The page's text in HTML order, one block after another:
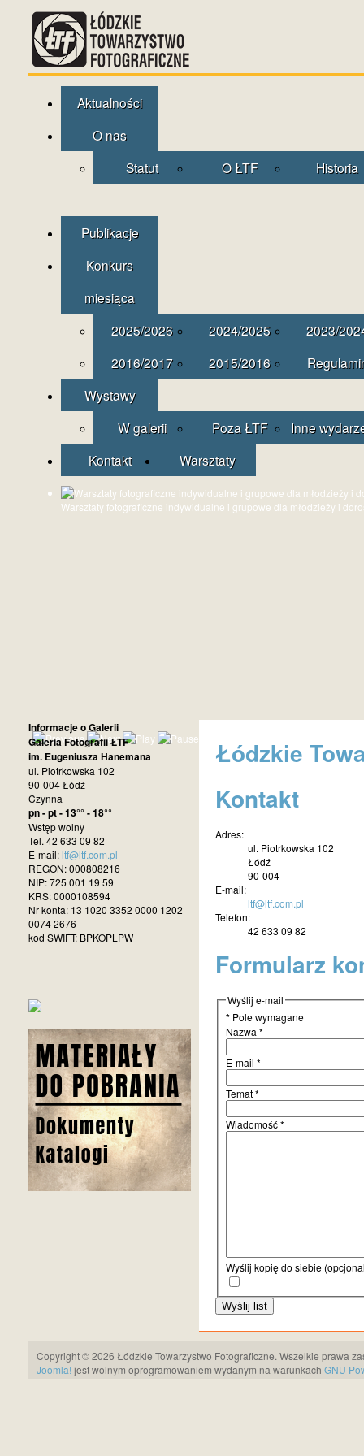
Aktualności
O nas
Statut
O ŁTF Historia
Publikacje
Konkurs
miesiąca
2025/2026
2024/2025
2023/
2016/2017
2015/2016
Wystawy
W galerii
Poza ŁTF
Inne
Kontakt
Warsztaty
Warsztaty fotograficzne indywidualne i grupowe dla młodzieży i
Łódzkie
Kontakt
Adres:
ul. Piotrkowska 102
Łódź
90-004
E-mail:
ltf@ltf.com.pl
Telefon:
42 633 09 82
Formularz
Wyślij e-mail
* Pole wymagane
Nazwa *
E-mail *
Temat*
Wiadomość*
Wyślij kopię do siebie
Wyślij list
Informacje o Galerii
Galeria Fotografii ŁTF
im. Eugeniusza Hanemana
ul. Piotrkowska 102
90-004 Łódź
Czynna
pn - pt - 13°° - 18°°
Wstęp wolny
Tel. 42 633 09 82
E-mail:ltf@ltf.com.pl
REGON: 000808216
NIP: 725 001 19 59
KRS: 0000108594
Nr konta: 13 1020 3352 0000 1202
0074 2676
kod SWIFT: BPKOPLPW
Copyright © 2026 Łódzkie Towarzystwo Fotograficzne. Wszelkie prawa
Joomla! jest wolnym oprogramowaniem wydanym na warunkach GNU